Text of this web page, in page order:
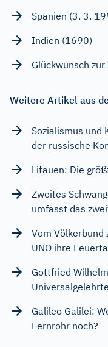
Spanien (3. 3.
Indien (1690)
Glückwunsch zur
Weitere Artikel aus
Sozialismus und
der russische
Litauen: Die
Zweites
umfasst das
Vom Völkerbund
UNO ihre
Gottfried
Universalgelehrte
Galileo Galilei:
Fernrohr noch?